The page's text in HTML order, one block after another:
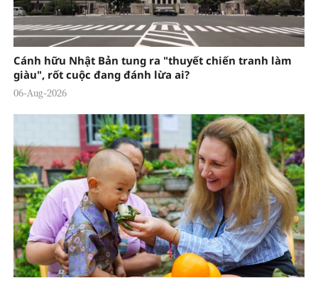
Cánh hữu Nhật Bản tung ra "thuyết chiến tranh làm
giàu", rốt cuộc đang đánh lừa ai?
06-Aug-2026